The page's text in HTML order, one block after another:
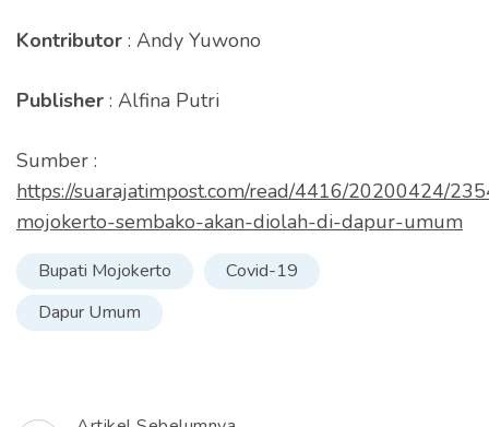
Kontributor : Andy Yuwono
Publisher : Alfina Putri
Sumber :
https://suarajatimpost.com/read/4416/20200424/
mojokerto-sembako-akan-diolah-di-dapur-umum
Bupati Mojokerto
Covid-19
Dapur Umum